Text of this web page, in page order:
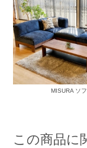
MISURA ソ
この商品に